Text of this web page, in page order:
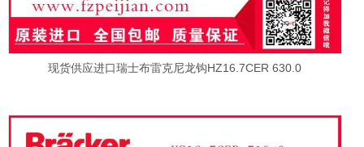
现货供应进口瑞士布雷克尼龙钩HZ16.7CER 630.0